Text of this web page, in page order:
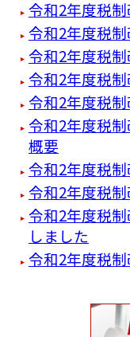
令和2年度税
令和2年度税
令和2年度税
令和2年度税
令和2年度税
令和2年度税
概要
令和2年度税
令和2年度税
令和2年度税
しました
令和2年度税